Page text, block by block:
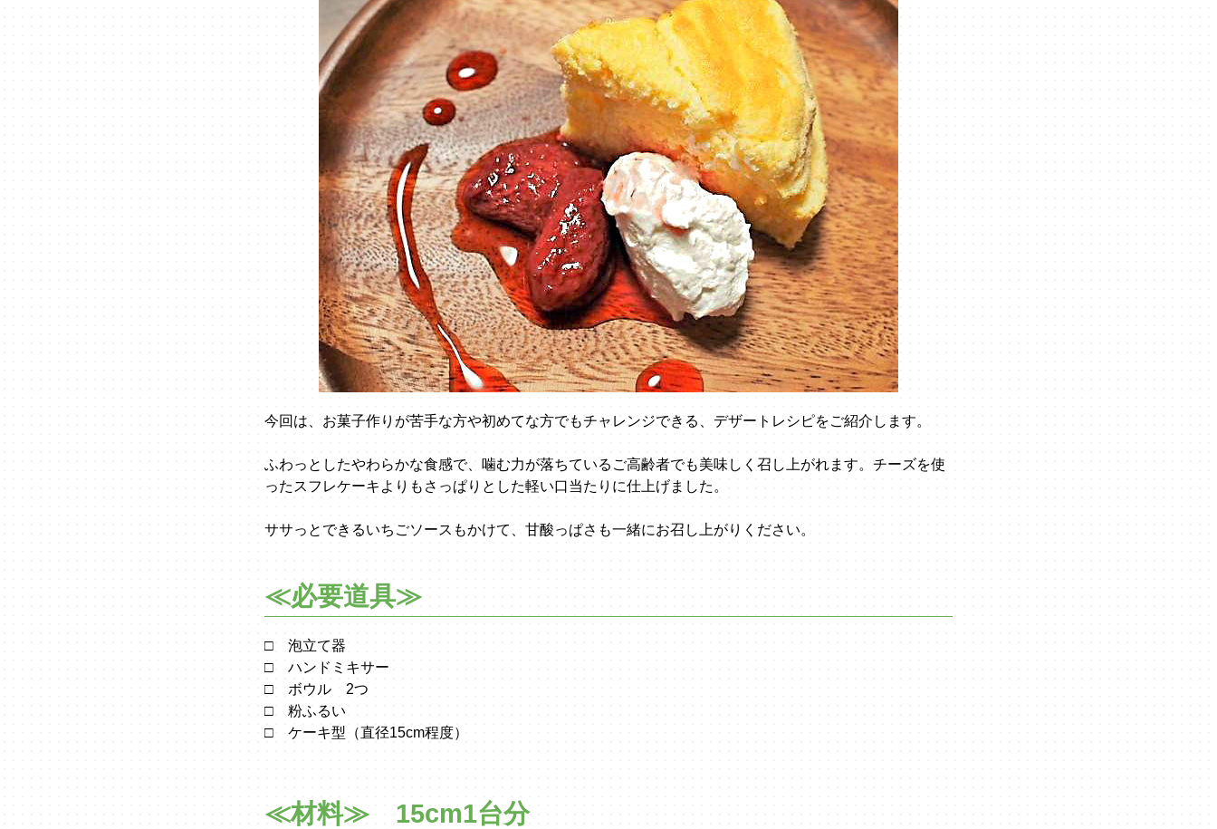
今回は、お菓子作りが苦手な方や初めてな方でもチャレンジできる、デザートレシピをご紹介します。
ふわっとしたやわらかな食感で、噛む力が落ちているご高齢者でも美味しく召し上がれます。チーズを使
ったスフレケーキよりもさっぱりとした軽い口当たりに仕上げました。
ササっとできるいちごソースもかけて、甘酸っぱさも一緒にお召し上がりください。
≪必要道具≫
□ 泡立て器
□ ハンドミキサー
□ ボウル 2つ
□ 粉ふるい
□ ケーキ型（直径15cm程度）
≪材料≫ 15cm1台分